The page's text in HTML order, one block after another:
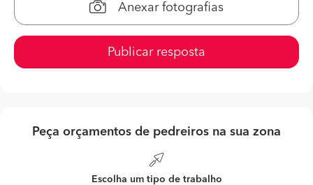
Anexar fotografias
Publicar resposta
Peça orçamentos de pedreiros na sua zona
Escolha um tipo de trabalho